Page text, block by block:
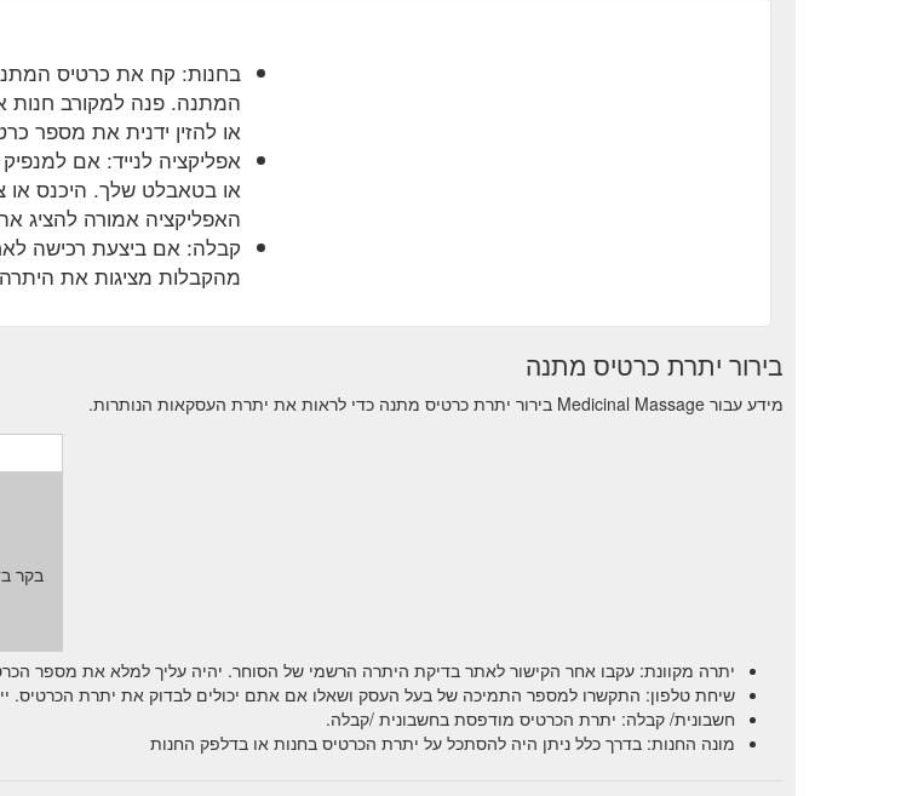
בחנות: קח את כרטיס
המתנה. פנה למקורב חנות
או להזין ידנית את מספר
אפליקציה לנייד: אם
או בטאבלט שלך. היכנס או
האפליקציה אמורה להציג
קבלה: אם ביצעת רכישה
מהקבלות מציגות את
בירור יתרת כרטיס מתנה
מידע עבור Medicinal Massage בירור יתרת כרטיס מתנה כדי לראות את יתרת העסקאות הנותרות.
בקר
יתרה מקוונת: עקבו אחר הקישור לאתר בדיקת היתרה הרשמי של הסוחר. יהיה עליך למלא את מספר
שיחת טלפון: התקשרו למספר התמיכה של בעל העסק ושאלו אם אתם יכולים לבדוק את יתרת הכרטיס.
חשבונית/ קבלה: יתרת הכרטיס מודפסת בחשבונית /קבלה.
מונה החנות: בדרך כלל ניתן היה להסתכל על יתרת הכרטיס בחנות או בדלפק החנות